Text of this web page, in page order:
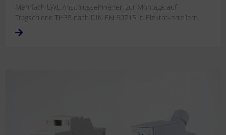
Mehrfach LWL Anschlusseinheiten zur Montage auf
Tragschiene TH35 nach DIN EN 60715 in Elektroverteilern.